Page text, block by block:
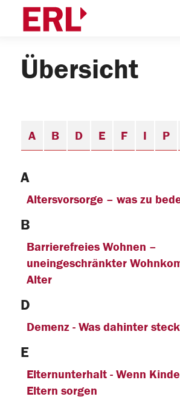
Übersicht
A B D E F I P
A
Altersvorsorge – was zu
B
Barrierefreies Wohnen –
uneingeschränkter
Alter
D
Demenz - Was dahinter
E
Elternunterhalt - Wenn
Eltern sorgen